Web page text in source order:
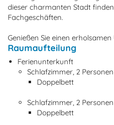
dieser charmanten Stadt
Fachgeschäften.
Genießen Sie einen
Raumaufteilung
Ferienunterkunft
Schlafzimmer, 2 Personen
Doppelbett
Schlafzimmer, 2 Personen
Doppelbett